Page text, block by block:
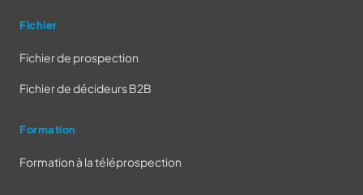
Fichier
Fichier de prospection
Fichier de décideurs B2B
Formation
Formation à la téléprospection